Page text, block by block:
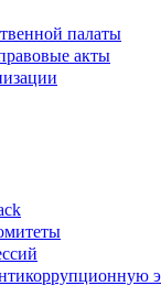
палаты
акты